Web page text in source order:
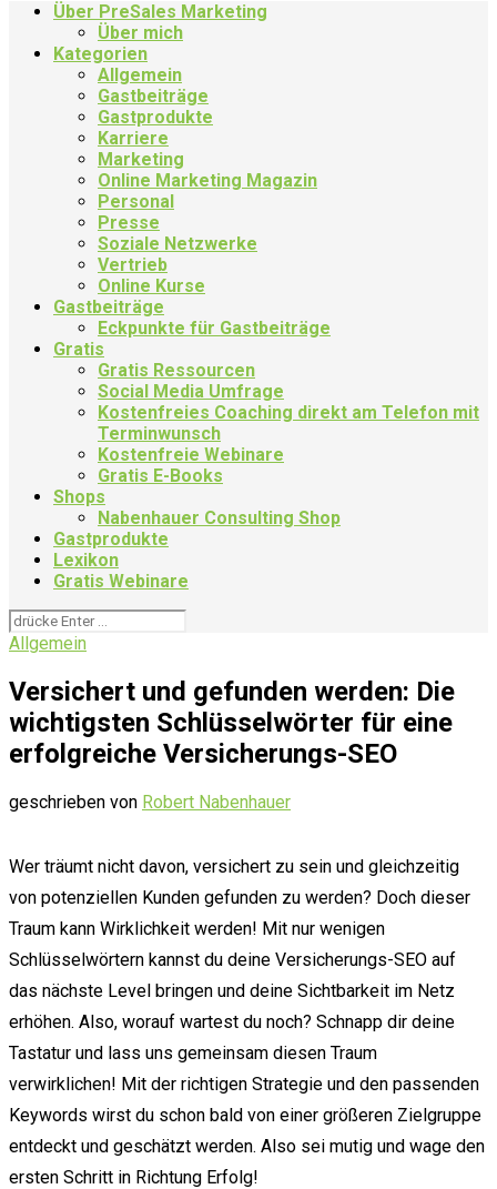
Über PreSales Marketing
Über mich
Kategorien
Allgemein
Gastbeiträge
Gastprodukte
Karriere
Marketing
Online Marketing Magazin
Personal
Presse
Soziale Netzwerke
Vertrieb
Online Kurse
Gastbeiträge
Eckpunkte für Gastbeiträge
Gratis
Gratis Ressourcen
Social Media Umfrage
Kostenfreies Coaching direkt am Telefon mit
Terminwunsch
Kostenfreie Webinare
Gratis E-Books
Shops
Nabenhauer Consulting Shop
Gastprodukte
Lexikon
Gratis Webinare
Allgemein
Versichert und gefunden werden: Die
wichtigsten Schlüsselwörter für eine
erfolgreiche Versicherungs-SEO
geschrieben von Robert Nabenhauer
Wer träumt nicht davon, versichert zu sein und gleichzeitig
von potenziellen Kunden gefunden zu werden? Doch dieser
Traum kann Wirklichkeit werden! Mit nur wenigen
Schlüsselwörtern kannst du deine Versicherungs-SEO auf
das nächste Level bringen und deine Sichtbarkeit im Netz
erhöhen. Also, worauf wartest du noch? Schnapp dir deine
Tastatur und lass uns gemeinsam diesen Traum
verwirklichen! Mit der richtigen Strategie und den passenden
Keywords wirst du schon bald von einer größeren Zielgruppe
entdeckt und geschätzt werden. Also sei mutig und wage den
ersten Schritt in Richtung Erfolg!